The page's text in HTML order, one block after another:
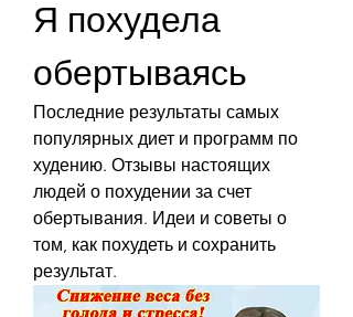
Я похудела
обертываясь
Последние результаты самых
популярных диет и программ по
худению. Отзывы настоящих
людей о похудении за счет
обертывания. Идеи и советы о
том, как похудеть и сохранить
результат.